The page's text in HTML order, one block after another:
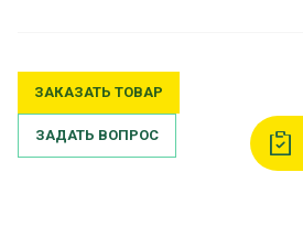
ЗАКАЗАТЬ ТОВАР
ЗАДАТЬ ВОПРОС